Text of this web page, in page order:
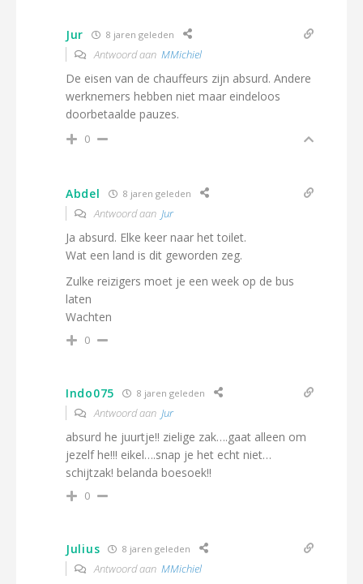
Jur 8 jaren geleden
Antwoord aan MMichiel
De eisen van de chauffeurs zijn absurd. Andere
werknemers hebben niet maar eindeloos
doorbetaalde pauzes.
0
Abdel 8 jaren geleden
Antwoord aan Jur
Ja absurd. Elke keer naar het toilet.
Wat een land is dit geworden zeg.
Zulke reizigers moet je een week op de bus
laten
Wachten
0
Indo075 8 jaren geleden
Antwoord aan Jur
absurd he juurtje!! zielige zak….gaat alleen om
jezelf he!!! eikel….snap je het echt niet…
schijtzak! belanda boesoek!!
0
Julius 8 jaren geleden
Antwoord aan MMichiel